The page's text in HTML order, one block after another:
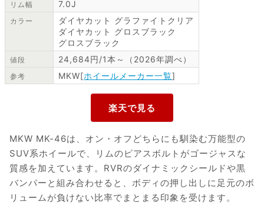
リム幅 7.0J
カラー
ダイヤカット グラファイトクリア
ダイヤカット グロスブラック
グロスブラック
値段 24,684円/1本～（2026年調べ）
参考 MKW[ホイールメーカー一覧]
MKW MK-46は、オン・オフどちらにも馴染む万能型の
SUV系ホイールで、リムのピアスボルトがゴージャスな
質感を加えています。RVRのダイナミックシールドや黒
バンパーと組み合わせると、ボディの押し出しに足元のボ
リュームが負けない比率でまとまる印象を受けます。